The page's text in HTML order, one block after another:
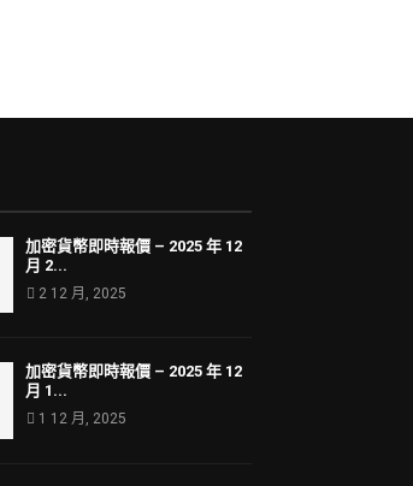
加密貨幣即時報價 – 2025 年 12
月 2...
2 12 月, 2025
加密貨幣即時報價 – 2025 年 12
月 1...
1 12 月, 2025